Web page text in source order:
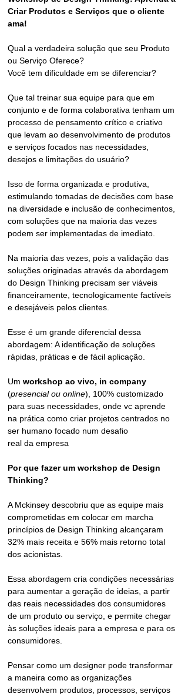
Criar Produtos e Serviços que o cliente
ama!
Qual a verdadeira solução que seu Produto
ou Serviço Oferece?
Você tem dificuldade em se diferenciar?
Que tal treinar sua equipe para que em
conjunto e de forma colaborativa tenham um
processo de pensamento crítico e criativo
que levam ao desenvolvimento de produtos
e serviços focados nas necessidades,
desejos e limitações do usuário?
Isso de forma organizada e produtiva,
estimulando tomadas de decisões com base
na diversidade e inclusão de conhecimentos,
com soluções que na maioria das vezes
podem ser implementadas de imediato.
Na maioria das vezes, pois a validação das
soluções originadas através da abordagem
do Design Thinking precisam ser viáveis
financeiramente, tecnologicamente factíveis
e desejáveis pelos clientes.
Esse é um grande diferencial dessa
abordagem: A identificação de soluções
rápidas, práticas e de fácil aplicação.
Um workshop ao vivo, in company
(presencial ou online), 100% customizado
para suas necessidades, onde vc aprende
na prática como criar projetos centrados no
ser humano focado num desafio
real da empresa
Por que fazer um workshop de Design
Thinking?
A Mckinsey descobriu que as equipe mais
comprometidas em colocar em marcha
princípios de Design Thinking alcançaram
32% mais receita e 56% mais retorno total
dos acionistas.
Essa abordagem cria condições necessárias
para aumentar a geração de ideias, a partir
das reais necessidades dos consumidores
de um produto ou serviço, e permite chegar
às soluções ideais para a empresa e para os
consumidores.
Pensar como um designer pode transformar
a maneira como as organizações
desenvolvem produtos, processos, serviços